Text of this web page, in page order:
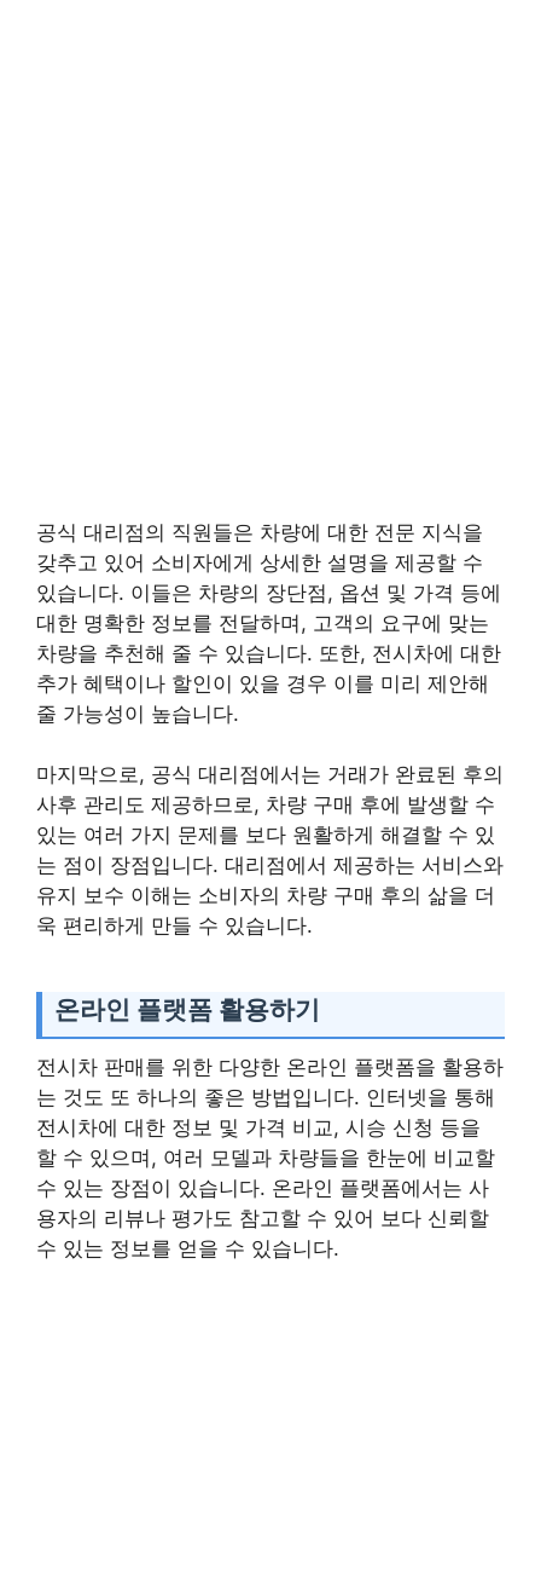
공식 대리점의 직원들은 차량에 대한 전문 지식을
갖추고 있어 소비자에게 상세한 설명을 제공할 수
있습니다. 이들은 차량의 장단점, 옵션 및 가격 등에
대한 명확한 정보를 전달하며, 고객의 요구에 맞는
차량을 추천해 줄 수 있습니다. 또한, 전시차에 대한
추가 혜택이나 할인이 있을 경우 이를 미리 제안해
줄 가능성이 높습니다.
마지막으로, 공식 대리점에서는 거래가 완료된 후의
사후 관리도 제공하므로, 차량 구매 후에 발생할 수
있는 여러 가지 문제를 보다 원활하게 해결할 수 있
는 점이 장점입니다. 대리점에서 제공하는 서비스와
유지 보수 이해는 소비자의 차량 구매 후의 삶을 더
욱 편리하게 만들 수 있습니다.
온라인 플랫폼 활용하기
전시차 판매를 위한 다양한 온라인 플랫폼을 활용하
는 것도 또 하나의 좋은 방법입니다. 인터넷을 통해
전시차에 대한 정보 및 가격 비교, 시승 신청 등을
할 수 있으며, 여러 모델과 차량들을 한눈에 비교할
수 있는 장점이 있습니다. 온라인 플랫폼에서는 사
용자의 리뷰나 평가도 참고할 수 있어 보다 신뢰할
수 있는 정보를 얻을 수 있습니다.